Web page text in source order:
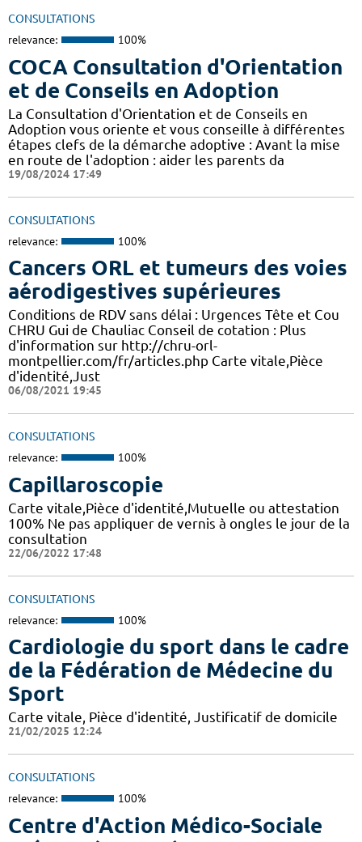
CONSULTATIONS
relevance: 100%
COCA Consultation d'Orientation
et de Conseils en Adoption
La Consultation d'Orientation et de Conseils en
Adoption vous oriente et vous conseille à différentes
étapes clefs de la démarche adoptive : Avant la mise
en route de l'adoption : aider les parents da
19/08/2024 17:49
CONSULTATIONS
relevance: 100%
Cancers ORL et tumeurs des voies
aérodigestives supérieures
Conditions de RDV sans délai : Urgences Tête et Cou
CHRU Gui de Chauliac Conseil de cotation : Plus
d'information sur http://chru-orl-
montpellier.com/fr/articles.php Carte vitale,Pièce
d'identité,Just
06/08/2021 19:45
CONSULTATIONS
relevance: 100%
Capillaroscopie
Carte vitale,Pièce d'identité,Mutuelle ou attestation
100% Ne pas appliquer de vernis à ongles le jour de la
consultation
22/06/2022 17:48
CONSULTATIONS
relevance: 100%
Cardiologie du sport dans le cadre
de la Fédération de Médecine du
Sport
Carte vitale, Pièce d'identité, Justificatif de domicile
21/02/2025 12:24
CONSULTATIONS
relevance: 100%
Centre d'Action Médico-Sociale